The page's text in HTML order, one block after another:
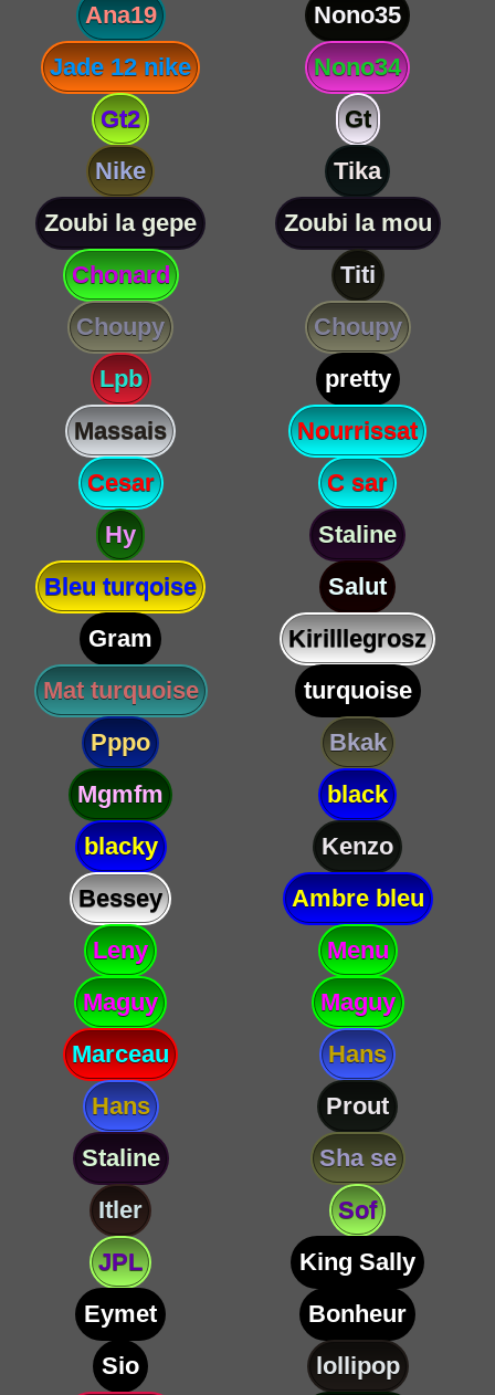
Ana19
Nono35
Jade 12 nike
Nono34
Gt2
Gt
Nike
Tika
Zoubi la gepe
Zoubi la mou
Chonard
Titi
Choupy
Choupy
Lpb
pretty
Massais
Nourrissat
Cesar
C sar
Hy
Staline
Bleu turqoise
Salut
Gram
Kirilllegrosz
Mat turquoise
turquoise
Pppo
Bkak
Mgmfm
black
blacky
Kenzo
Bessey
Ambre bleu
Leny
Menu
Maguy
Maguy
Marceau
Hans
Hans
Prout
Staline
Sha se
Itler
Sof
JPL
King Sally
Eymet
Bonheur
Sio
lollipop